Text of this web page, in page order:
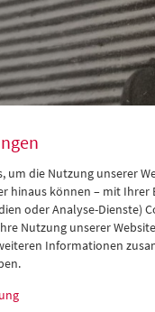
um die Nutzung unserer
hinaus können – mit Ihrer
oder Analyse-Dienste)
Nutzung unserer
Informationen